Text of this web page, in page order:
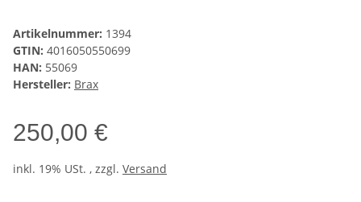
Artikelnummer: 1394
GTIN: 4016050550699
HAN: 55069
Hersteller: Brax
250,00 €
inkl. 19% USt. , zzgl. Versand